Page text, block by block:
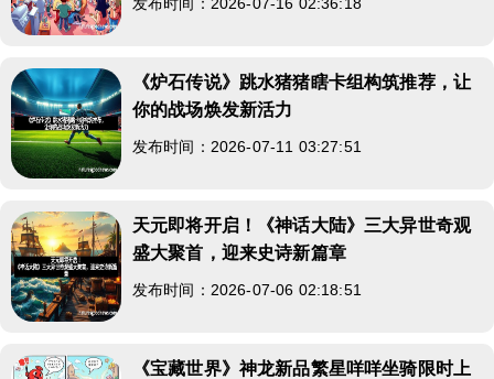
《炉石传说》跳水猪猪瞎卡组构筑推荐，让
你的战场焕发新活力
发布时间：2026-07-11 03:27:51
天元即将开启！《神话大陆》三大异世奇观
盛大聚首，迎来史诗新篇章
发布时间：2026-07-06 02:18:51
《宝藏世界》神龙新品繁星咩咩坐骑限时上